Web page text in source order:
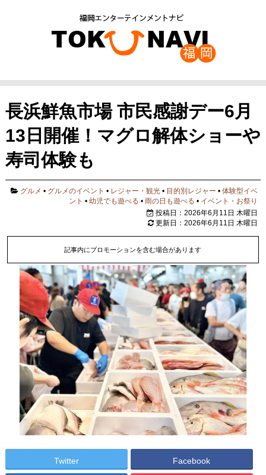
長浜鮮魚市場 市民感謝デー6月
13日開催！マグロ解体ショーや
寿司体験も
グルメ • グルメのイベント • レジャー・観光 • 目的別レジャー •体験型イベ
ント •幼児でも遊べる •雨の日も遊べる • イベント・お祭り
投稿日：2026年6月11日 木曜日
更新日：2026年6月11日 木曜日
記事内にプロモーションを含む場合があります
Twitter Facebook